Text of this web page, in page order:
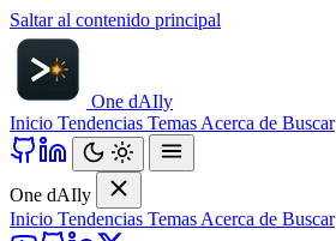
Saltar al contenido principal
One dAIly
Inicio Tendencias Temas Acerca de Buscar
One dAIly
Inicio Tendencias Temas Acerca de Buscar